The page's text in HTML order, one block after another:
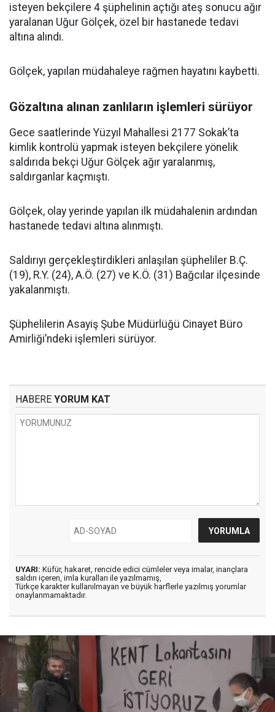
isteyen bekçilere 4 şüphelinin açtığı ateş sonucu ağır
yaralanan Uğur Gölçek, özel bir hastanede tedavi
altına alındı.
Gölçek, yapılan müdahaleye rağmen hayatını kaybetti.
Gözaltına alınan zanlıların işlemleri sürüyor
Gece saatlerinde Yüzyıl Mahallesi 2177 Sokak’ta
kimlik kontrolü yapmak isteyen bekçilere yönelik
saldırıda bekçi Uğur Gölçek ağır yaralanmış,
saldırganlar kaçmıştı.
Gölçek, olay yerinde yapılan ilk müdahalenin ardından
hastanede tedavi altına alınmıştı.
Saldırıyı gerçekleştirdikleri anlaşılan şüpheliler B.Ç.
(19), R.Y. (24), A.Ö. (27) ve K.Ö. (31) Bağcılar ilçesinde
yakalanmıştı.
Şüphelilerin Asayiş Şube Müdürlüğü Cinayet Büro
Amirliği’ndeki işlemleri sürüyor.
HABERE YORUM KAT
UYARI: Küfür, hakaret, rencide edici cümleler veya imalar, inançlara
saldırı içeren, imla kuralları ile yazılmamış,
Türkçe karakter kullanılmayan ve büyük harflerle yazılmış yorumlar
onaylanmamaktadır.